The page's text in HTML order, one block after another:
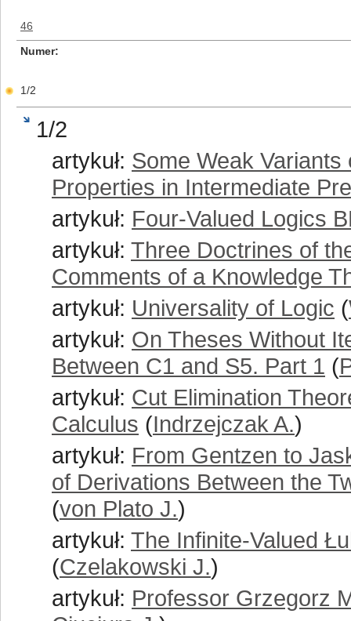
46
Numer
1/2
1/2
artykuł: Some Weak
Properties in Intermediate
artykuł: Four-Valued Logics
artykuł: Three Doctrines of
Comments of a Knowledge
artykuł: Universality of Logic (
artykuł: On Theses Without
Between C1 and S5. Part 1 (
artykuł: Cut Elimination
Calculus (Indrzejczak A.)
artykuł: From Gentzen to
of Derivations Between the
(von Plato J.)
artykuł: The Infinite-Valued
(Czelakowski J.)
artykuł: Professor Grzegorz